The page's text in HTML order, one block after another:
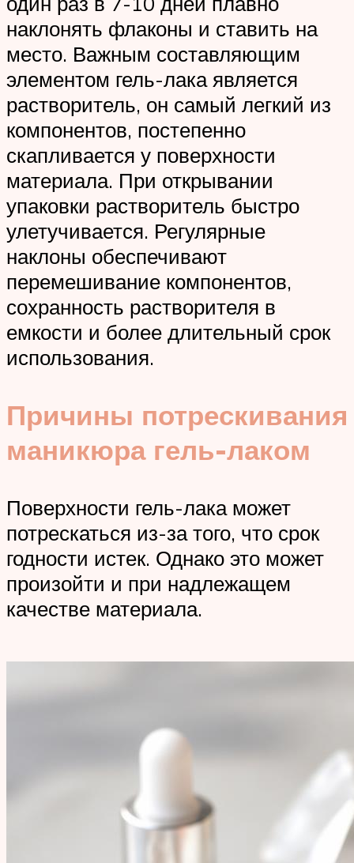
наклонять флаконы и ставить на
место. Важным составляющим
элементом гель-лака является
растворитель, он самый легкий из
компонентов, постепенно
скапливается у поверхности
материала. При открывании
упаковки растворитель быстро
улетучивается. Регулярные
наклоны обеспечивают
перемешивание компонентов,
сохранность растворителя в
емкости и более длительный срок
использования.
Причины потрескивания
маникюра гель-лаком
Поверхности гель-лака может
потрескаться из-за того, что срок
годности истек. Однако это может
произойти и при надлежащем
качестве материала.